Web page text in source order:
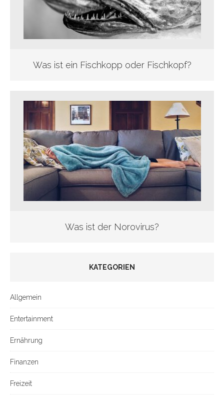
Was ist ein Fischkopp oder Fischkopf?
Was ist der Norovirus?
KATEGORIEN
Allgemein
Entertainment
Ernährung
Finanzen
Freizeit